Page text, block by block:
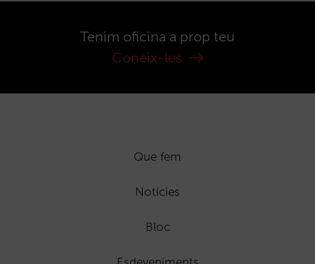
Tenim oficina a prop teu
Coneix-les
Que fem
Notícies
Bloc